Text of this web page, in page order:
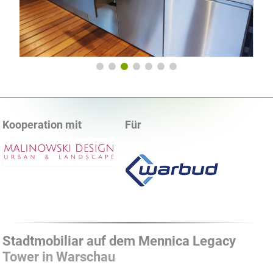
Kooperation mit Für
Stadtmobiliar auf dem Mennica Legacy
Tower in Warschau